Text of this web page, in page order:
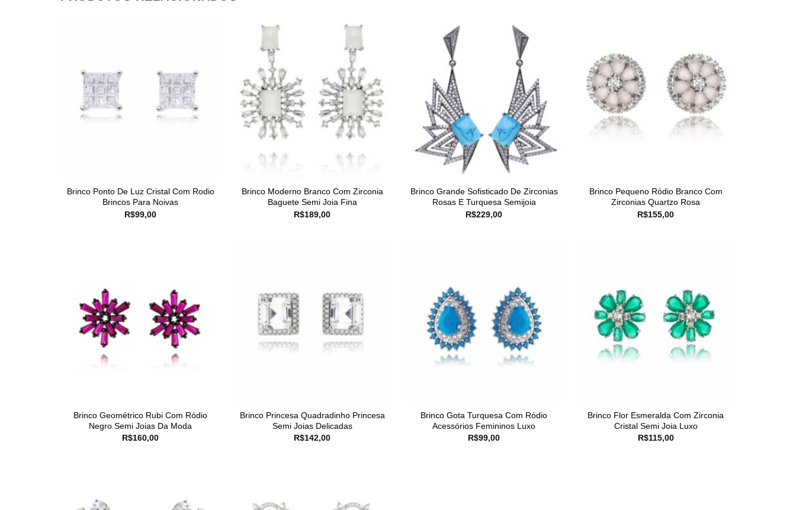
Brinco Ponto De Luz Cristal Com Rodio
Brincos Para Noivas
R$99,00
Brinco Moderno Branco Com Zirconia
Baguete Semi Joia Fina
R$189,00
Brinco Grande Sofisticado De Zirconias
Rosas E Turquesa Semijoia
R$229,00
Brinco Pequeno Ródio Branco Com
Zirconias Quartzo Rosa
R$155,00
Brinco Geométrico Rubi Com Ródio
Negro Semi Joias Da Moda
R$160,00
Brinco Princesa Quadradinho Princesa
Semi Joias Delicadas
R$142,00
Brinco Gota Turquesa Com Ródio
Acessórios Femininos Luxo
R$99,00
Brinco Flor Esmeralda Com Zirconia
Cristal Semi Joia Luxo
R$115,00